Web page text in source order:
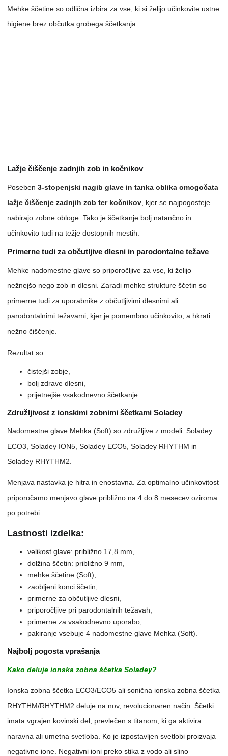
Mehke ščetine so odlična izbira za vse, ki si želijo učinkovite ustne
higiene brez občutka grobega ščetkanja.
Lažje čiščenje zadnjih zob in kočnikov
Poseben3-stopenjski nagib glave in tanka oblika omogočata
lažje čiščenje zadnjih zob ter kočnikov , kjer se najpogosteje
nabirajo zobne obloge. Tako je ščetkanje bolj natančno in
učinkovito tudi na težje dostopnih mestih.
Primerne tudi za občutljive dlesni in parodontalne težave
Mehke nadomestne glave so priporočljive za vse, ki želijo
nežnejšo nego zob in dlesni. Zaradi mehke strukture ščetin so
primerne tudi za uporabnike z občutljivimi dlesnimi ali
parodontalnimi težavami, kjer je pomembno učinkovito, a hkrati
nežno čiščenje.
Rezultat so:
čistejši zobje,
bolj zdrave dlesni,
prijetnejše vsakodnevno ščetkanje.
Združljivost z ionskimi zobnimi ščetkami Soladey
Nadomestne glave Mehka (Soft) so združljive z modeli: Soladey
ECO3, Soladey ION5, Soladey ECO5, Soladey RHYTHM in
Soladey RHYTHM2.
Menjava nastavka je hitra in enostavna. Za optimalno učinkovitost
priporočamo menjavo glave približno na 4 do 8 mesecev oziroma
po potrebi.
Lastnosti izdelka:
velikost glave: približno 17,8 mm,
dolžina ščetin: približno 9 mm,
mehke ščetine (Soft),
zaobljeni konci ščetin,
primerne za občutljive dlesni,
priporočljive pri parodontalnih težavah,
primerne za vsakodnevno uporabo,
pakiranje vsebuje 4 nadomestne glave Mehka (Soft).
Najbolj pogosta vprašanja
Kako deluje ionska zobna ščetka Soladey?
Ionska zobna ščetka ECO3/ECO5 ali sonična ionska zobna ščetka
RHYTHM/RHYTHM2 deluje na nov, revolucionaren način. Ščetki
imata vgrajen kovinski del, prevlečen s titanom, ki ga aktivira
naravna ali umetna svetloba. Ko je izpostavljen svetlobi proizvaja
negativne ione. Negativni ioni preko stika z vodo ali slino